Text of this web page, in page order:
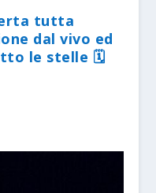
tutta
dal vivo ed
le stelle 🗓